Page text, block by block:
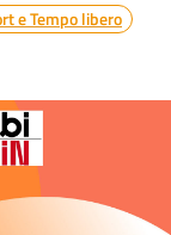
e Tempo libero